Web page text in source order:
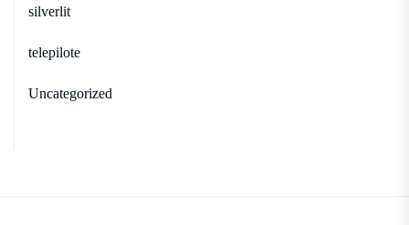
silverlit
telepilote
Uncategorized